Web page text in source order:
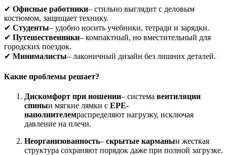
✔ Офисные работники– стильно выглядит с деловым
костюмом, защищает технику.
✔ Студенты– удобно носить учебники, тетради и зарядки.
✔ Путешественники– компактный, но вместительный для
городских поездок.
✔ Минималисты– лаконичный дизайн без лишних деталей.
Какие проблемы решает?
Дискомфорт при ношении– система вентиляции
спиныи мягкие лямки с EPE-
наполнителемраспределяют нагрузку, исключая
давление на плечи.
Неорганизованность– скрытые карманыи жесткая
структура сохраняют порядок даже при полной загрузке.